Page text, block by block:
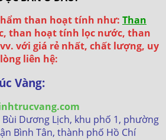
than hoạt tính như: Than
than hoạt tính lọc nước, than
với giá rẻ nhất, chất lượng, uy
liên hệ:
Vàng:
Dương Lịch, khu phố 1, phường
Bình Tân, thành phố Hồ Chí